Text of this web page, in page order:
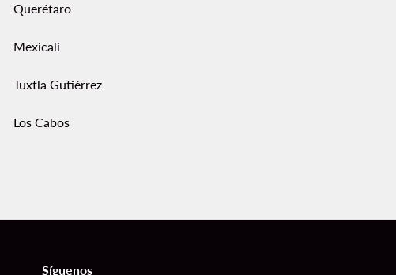
Querétaro
Mexicali
Tuxtla Gutiérrez
Los Cabos
Síguenos